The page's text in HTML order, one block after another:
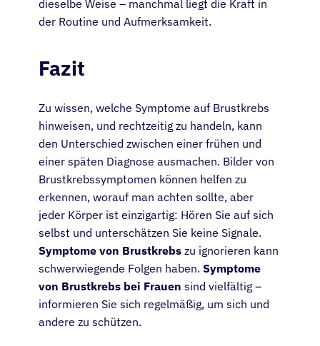
dieselbe Weise – manchmal liegt die Kraft in
der Routine und Aufmerksamkeit.
Fazit
Zu wissen, welche Symptome auf Brustkrebs
hinweisen, und rechtzeitig zu handeln, kann
den Unterschied zwischen einer frühen und
einer späten Diagnose ausmachen. Bilder von
Brustkrebssymptomen können helfen zu
erkennen, worauf man achten sollte, aber
jeder Körper ist einzigartig: Hören Sie auf sich
selbst und unterschätzen Sie keine Signale.
Symptome von Brustkrebs zu ignorieren kann
schwerwiegende Folgen haben. Symptome
von Brustkrebs bei Frauen sind vielfältig –
informieren Sie sich regelmäßig, um sich und
andere zu schützen.